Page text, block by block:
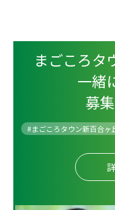
まごころタ
一緒
募
#まごころタウン新百合ヶ